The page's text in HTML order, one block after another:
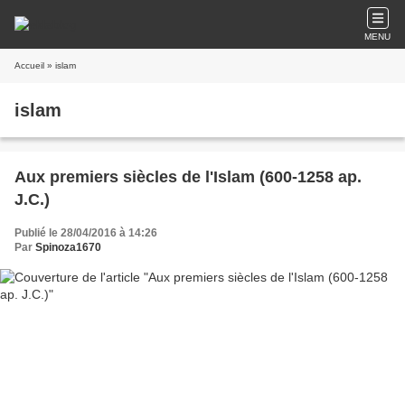
MENU
Accueil » islam
islam
Aux premiers siècles de l'Islam (600-1258 ap.
J.C.)
Publié le 28/04/2016 à 14:26
Par Spinoza1670